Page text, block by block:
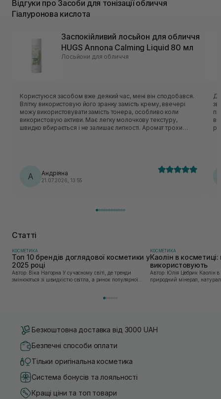
Відгуки про Засоби для тонізації обличчя
Гіалуронова кислота
Заспокійливий лосьйон для обличчя
HUGS Annona Calming Liquid 80 мл
Лосьйони для обличчя
Користуюся засобом вже деякий час, мені він сподобався.
Влітку використовую його зранку замість крему, ввечері
можу використовувати замість тонера, особливо коли
використовую активи. Має легку молочкову текстуру,
швидко вбирається і не залишає липкості. Аромат трохи
А Андріяна
21.07.2026, 13:55
Статті
КОСМЕТИКА
Топ 10 брендів доглядової косметики у
2025 році
Автор: Віка Нагорна У сучасному світі, де тренди
змінюються зі швидкістю світла, а ринок популярної
КОСМЕТИКА
Каолін в
використовують
Автор: Юлія Цебрик Каолін в косметології – це
природний мінерал,
Безкоштовна доставка від 3000 UAH
Безпечні способи оплати
Тільки оригінальна косметика
Система бонусів та лояльності
Кращі ціни та топ товари